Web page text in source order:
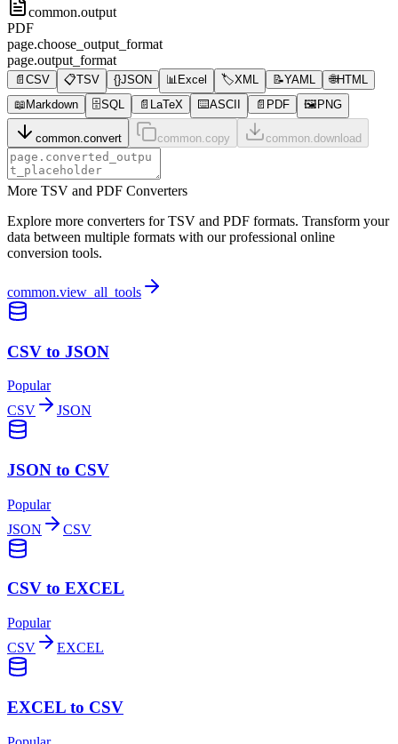
common.output
PDF
page.choose_output_format
page.output_format
📄 CSV 📋TSV {}JSON 📊 Excel 🏷️XML 📝YAML 🌐HTML
📖 Markdown 🗄️SQL 📄 LaTeX ⌨️ASCII 📄 PDF 🖼️ PNG
common.convert common.copy common.download
More TSV and PDF Converters
Explore more converters for TSV and PDF formats. Transform your
data between multiple formats with our professional online
conversion tools.
common.view_all_tools
CSV to JSON
Popular
CSV
JSON
JSON to CSV
Popular
JSON
CSV
CSV to EXCEL
Popular
CSV
EXCEL
EXCEL to CSV